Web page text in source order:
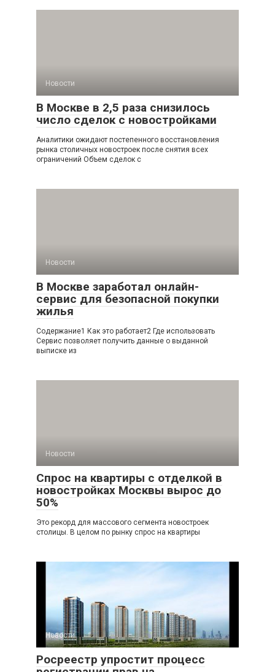
Новости
В Москве в 2,5 раза снизилось
число сделок с новостройками
Аналитики ожидают постепенного восстановления
рынка столичных новостроек после снятия всех
ограничений Объем сделок с
Новости
В Москве заработал онлайн-
сервис для безопасной покупки
жилья
Содержание1 Как это работает2 Где использовать
Сервис позволяет получить данные о выданной
выписке из
Новости
Спрос на квартиры с отделкой в
новостройках Москвы вырос до
50%
Это рекорд для массового сегмента новостроек
столицы. В целом по рынку спрос на квартиры
Новости
Росреестр упростит процесс